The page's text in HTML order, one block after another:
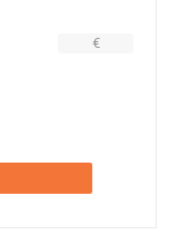
€